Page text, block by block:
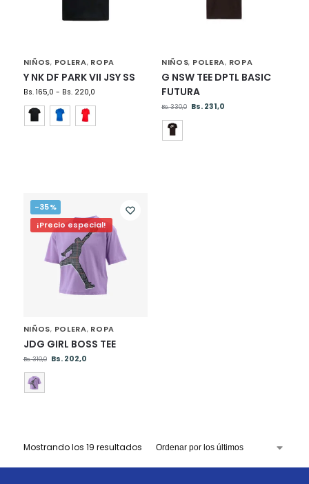
NIÑOS, POLERA, ROPA
Y NK DF PARK VII JSY SS
Bs.165,0 - Bs.220,0
NIÑOS, POLERA, ROPA
G NSW TEE DPTL BASIC
FUTURA
Bs.330,0 Bs. 231,0
-35%
¡Precio especial!
NIÑOS, POLERA, ROPA
JDG GIRL BOSS TEE
Bs.310,0 Bs. 202,0
Mostrando los 19 resultados